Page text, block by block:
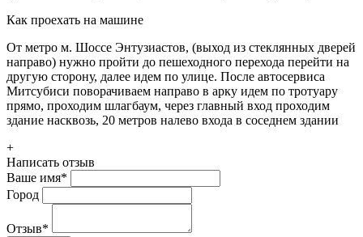
Как проехать на машине
От метро м. Шоссе Энтузиастов, (выход из стеклянных дверей
направо) нужно пройти до пешеходного перехода перейти на
другую сторону, далее идем по улице. После автосервиса
Митсубиси поворачиваем направо в арку идем по тротуару
прямо, проходим шлагбаум, через главный вход проходим
здание насквозь, 20 метров налево входа в соседнем здании
+
Написать отзыв
Ваше имя*
Город
Отзыв*